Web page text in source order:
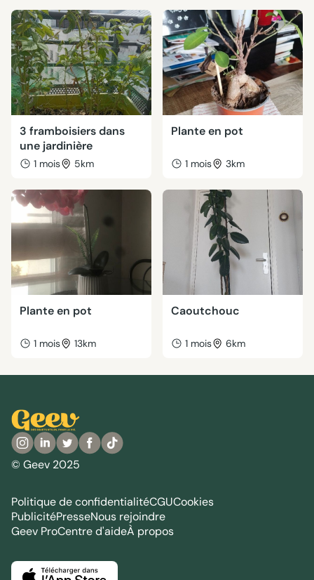
3 framboisiers dans
une jardinière
1 mois 5km
Plante en pot
1 mois 3km
Plante en pot
1 mois 13km
Caoutchouc
1 mois 6km
© Geev 2025
Politique de confidentialitéCGUCookies
PublicitéPresseNous rejoindre
Geev ProCentre d'aideÀ propos